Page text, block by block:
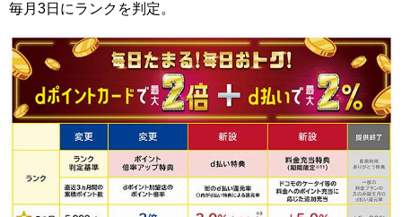
毎月3日にランクを判定。